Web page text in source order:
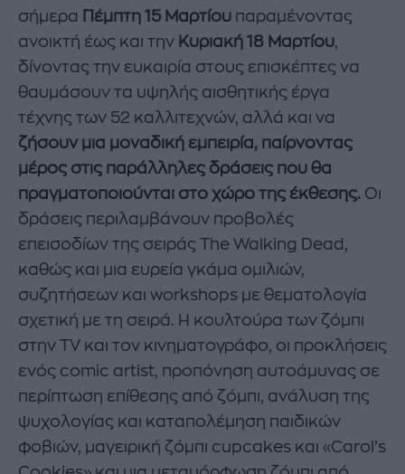
σήμερα Πέμπτη 15 Μαρτίου παραμένοντας
ανοικτή έως και την Κυριακή 18 Μαρτίου
δίνοντας την ευκαιρία στους επισκέπτες να
θαυμάσουν τα υψηλής αισθητικής έργα
τέχνης των 52 καλλιτεχνών, αλλά και να
ζήσουν μια μοναδική εμπειρία, παίρνοντας
μέρος στις παράλληλες δράσεις που θα
πραγματοποιούνται στο χώρο της έκθεσης. Οι
δράσεις περιλαμβάνουν προβολές
επεισοδίων της σειράς The Walking Dead,
καθώς και μια ευρεία γκάμα ομιλιών,
συζητήσεων και workshops με θεματολογία
σχετική με τη σειρά. Η κουλτούρα των ζόμπι
στην TV και τον κινηματογράφο, οι προκλήσεις
ενός comic artist, προπόνηση αυτοάμυνας σε
περίπτωση επίθεσης από ζόμπι, ανάλυση της
ψυχολογίας και καταπολέμηση παιδικών
φοβιών, μαγειρική ζόμπι cupcakes και «Carol’s